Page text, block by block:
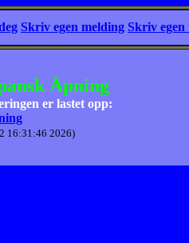
Skriv egen melding Skriv egen
Åpning
er lastet opp:
16:31:46 2026)